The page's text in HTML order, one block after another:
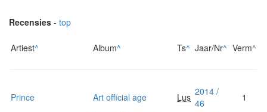
Recensies - top
Artiest^ Album^ Ts^ Jaar/Nr^ Verm^
Prince Art official age Lus 2014 /
46
1